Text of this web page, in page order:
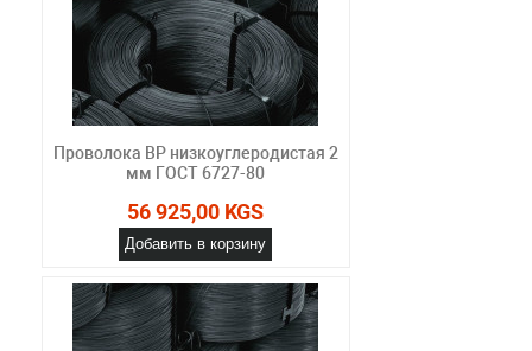
Проволока ВР низкоуглеродистая 2
мм ГОСТ 6727-80
56 925,00 KGS
Добавить в корзину